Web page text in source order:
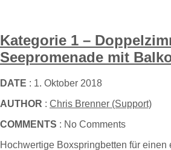
Kategorie 1 –
Seepromenade mit
DATE : 1. Oktober 2018
AUTHOR : Chris Brenner (Support)
COMMENTS : No Comments
Hochwertige Boxspringbetten für einen